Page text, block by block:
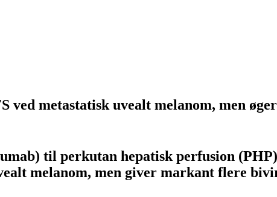
metastatisk uvealt melanom, men
til perkutan hepatisk perfusion
melanom, men giver markant flere